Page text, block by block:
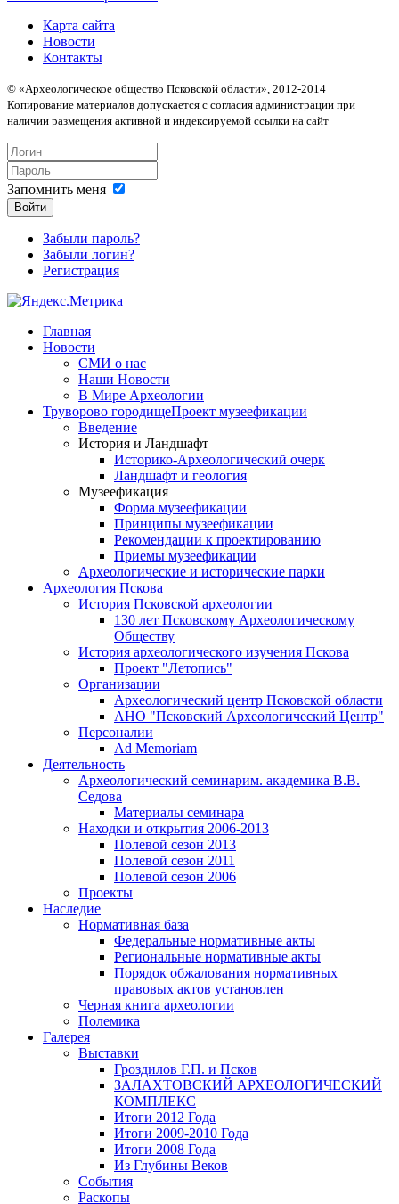
Карта сайта
Новости
Контакты
© «Археологическое общество Псковской области», 2012-2014
Копирование материалов допускается с согласия администрации при
наличии размещения активной и индексируемой ссылки на сайт
Запомнить меня
Войти
Забыли пароль?
Забыли логин?
Регистрация
Главная
Новости
СМИ о нас
Наши Новости
В Мире Археологии
Труворово городищеПроект музеефикации
Введение
История и Ландшафт
Историко-Археологический очерк
Ландшафт и геология
Музеефикация
Форма музеефикации
Принципы музеефикации
Рекомендации к проектированию
Приемы музеефикации
Археологические и исторические парки
Археология Пскова
История Псковской археологии
130 лет Псковскому Археологическому
Обществу
История археологического изучения Пскова
Проект "Летопись"
Организации
Археологический центр Псковской области
АНО "Псковский Археологический Центр"
Персоналии
Ad Memoriam
Деятельность
Археологический семинарим. академика В.В.
Седова
Материалы семинара
Находки и открытия 2006-2013
Полевой сезон 2013
Полевой сезон 2011
Полевой сезон 2006
Проекты
Наследие
Нормативная база
Федеральные нормативные акты
Региональные нормативные акты
Порядок обжалования нормативных
правовых актов установлен
Черная книга археологии
Полемика
Галерея
Выставки
Гроздилов Г.П. и Псков
ЗАЛАХТОВСКИЙ АРХЕОЛОГИЧЕСКИЙ
КОМПЛЕКС
Итоги 2012 Года
Итоги 2009-2010 Года
Итоги 2008 Года
Из Глубины Веков
События
Раскопы